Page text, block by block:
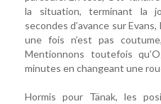
la situation, terminant la
secondes d’avance sur
une fois n’est pas
Mentionnons toutefois
minutes en changeant une
Hormis pour Tänak, les